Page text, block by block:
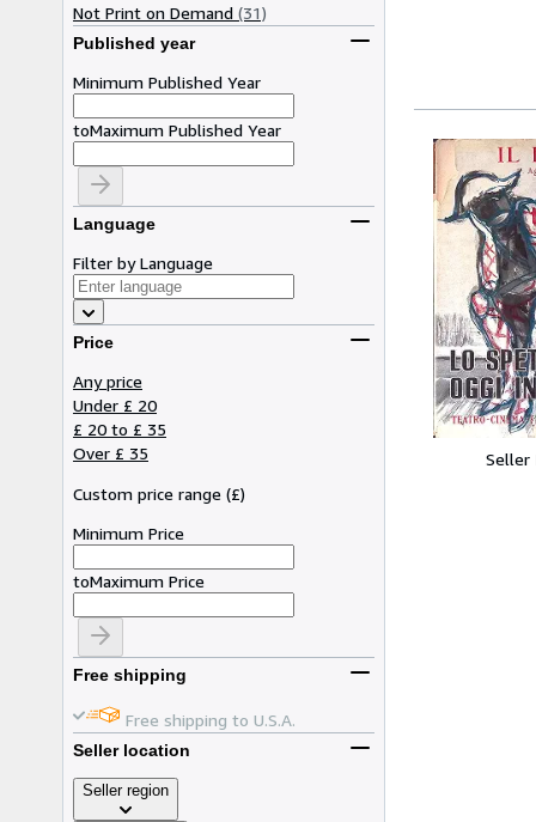
Not Print on Demand (31)
Published year
Minimum Published Year
toMaximum Published Year
Language
Filter by Language
Price
Any price
Under £ 20
£ 20 to £ 35
Over £ 35
Custom price range (£)
Minimum Price
toMaximum Price
Free shipping
Free shipping to U.S.A.
Seller location
Seller region
Seller